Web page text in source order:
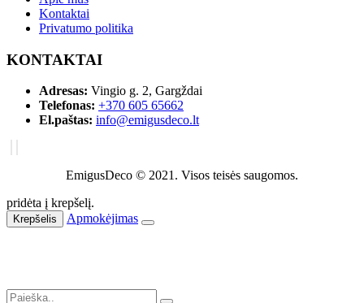
Kontaktai
Privatumo politika
KONTAKTAI
Adresas: Vingio g. 2, Gargždai
Telefonas: +370 605 65662
El.paštas: info@emigusdeco.lt
EmigusDeco © 2021. Visos teisės saugomos.
pridėta į krepšelį.
Krepšelis Apmokėjimas